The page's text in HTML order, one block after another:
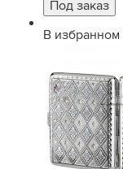
В избранном